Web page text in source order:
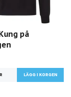
på
LÄGG I KORGEN